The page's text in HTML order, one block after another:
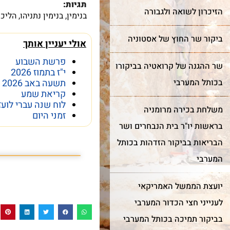
הזיכרון לשואה ולגבורה
ביקור שר החוץ של אסטוניה
שר ההגנה של קרואטיה בביקורו
בכותל המערבי
משלחת בכירה מרומניה
בראשות יו"ר בית הנבחרים ושר
הבריאות בביקור הזדהות בכותל
המערבי
יועצת הממשל האמריקאי
לענייני חצי הכדור המערבי
בביקור תמיכה בכותל המערבי
תגיות:
בנימין,בנימין נתניהו,
אולי יעניין אותך
פרשת השבוע
י"ז בתמוז 2026
תשעה באב 2026
קריאת שמע
לוח שנה עברי
זמני היום
עוד על בר מצווה >
עוד על שער השמיים >